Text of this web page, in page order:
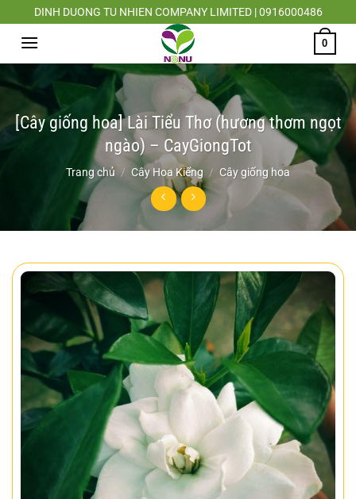
Chuyển
đến
dung
DINH DUONG TU NHIEN COMPANY LIMITED | 0916000486
0
[Cây giống hoa] Lài Tiểu Thơ (hương thơm ngọt
ngào) – CayGiongTot
Trang chủ / Cây Hoa Kiểng / Cây giống hoa